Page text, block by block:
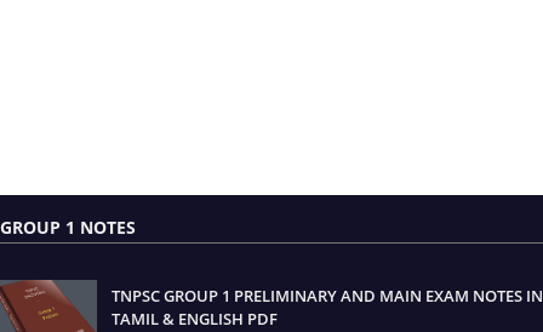
GROUP 1 NOTES
TNPSC GROUP 1 PRELIMINARY AND MAIN EXAM NOTES IN
TAMIL & ENGLISH PDF